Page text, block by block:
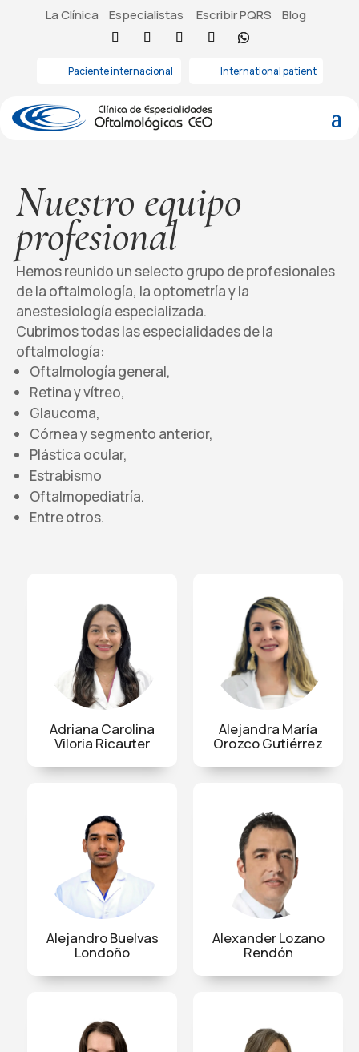
La Clínica Especialistas Escribir PQRS Blog
Paciente internacional International patient
Nuestro equipo
profesional
Hemos reunido un selecto grupo de profesionales
de la oftalmología, la optometría y la
anestesiología especializada.
Cubrimos todas las especialidades de la
oftalmología:
Oftalmología general,
Retina y vítreo,
Glaucoma,
Córnea y segmento anterior,
Plástica ocular,
Estrabismo
Oftalmopediatría.
Entre otros.
Adriana Carolina
Viloria Ricauter
Alejandra María
Orozco Gutiérrez
Alejandro Buelvas
Londoño
Alexander Lozano
Rendón